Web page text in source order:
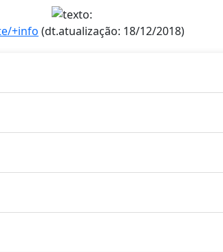
+info (dt.atualização: 18/12/2018)